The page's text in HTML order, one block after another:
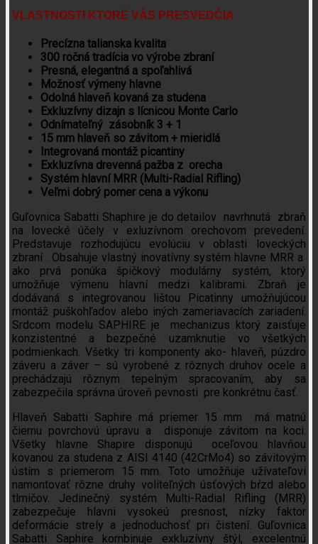
VLASTNOSTI KTORÉ VÁS PRESVEDČIA
Precízna talianska kvalita
300 ročná tradícia vo výrobe zbraní
Presná, elegantná a spoľahlivá
Možnosť výmeny hlavne
Odolná hlaveň kovaná za studena
Exkluzívny dizajn s lícnicou Monte Carlo
Odnímateľný zásobník 3 + 1
15 mm hlaveň so závitom + mieridlá
Integrovaná montáž picantiny
Exkluzívna drevenná pažba z orecha
Systém hlavní MRR (Multi-Radial Rifling)
Veľmi dobrý pomer cena a výkonu
Guľovnica Sabatti Shaphire je do detailov navrhnutá zbraň
na lovecké účely v exluzívnom orechovom prevedení.
Predstavuje rozhodujúcu evolúciu v oblasti loveckých
zbraní . Obsahuje vlastný inovatívny systém hlavne MRR a
ako prvá ponúka špičkový modulárny systém, ktorý
umožňuje výmenu hlavní medzi kalibrami. Zbraň je
dodávaná s integrovanou lištou Picatinny umožňujúcou
montáž puškohľadov alebo iných zameriavacích zariadení.
Srdcom modelu SAPHIRE je mechanizus ktorý zaisťuje
konzistentné a bezpečné uzamknutie vo všetkých
podmienkach. Všetky tri komponenty ako- hlaveň, púzdro
záveru a záver – sú vyrobené z rôznych druhov ocele a
prechádzajú rôznym tepelným spracovaním, aby sa
zabezpečila správna úroveň pevnosti pre konkrétnu časť.
Hlaveň Sabatti Saphire má priemer 15 mm má matnú
čiernu povrchovú úpravu a disponuje závitom na koci.
Všetky hlavne Shapire disponujú oceľovou hlavňou
kovanou za studena z AISI 4140 (42CrMo4) so ​​závitovým
ústím s priemerom 15 mm. Toto umožňuje užívateľovi
namontovať rôzne druhy voliteľných úsťových bŕzd alebo
tlmičov. Jedinečný systém Multi-Radial Rifling (MRR)
zabezpečuje hlavni vysokeú presnost, nízky faktor
deformácie strely a jednoduchosť pri čistení. Guľovnica
Sabatti Saphire kombinuje exkluzívny štýl, excelentnú